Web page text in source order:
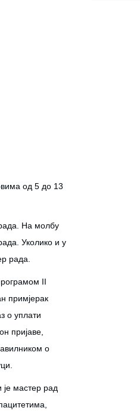
од 5 до 13
На молбу
Уколико и у
рада.
II
примјерак
о уплати
пријаве,
о
је мастер рад